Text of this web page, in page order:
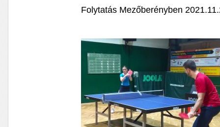
Folytatás Mezőberényben